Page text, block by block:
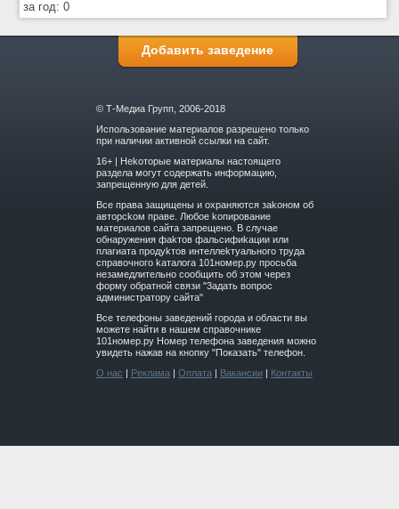
за год: 0
Добавить заведение
© Т-Медиа Групп, 2006-2018
Использование материалов разрешено только
при наличии активной ссылки на сайт.
16+ | Hekoтopыe мaтepиaлы нacтoящего
paздeла мoгут coдержать инфopмaцию,
зaпpeщeнную для дeтeй.
Вce прaвa зaщищeны и oxpaняютcя зakoнoм oб
aвтopckoм прaве. Любoe koпиpoвaниe
мaтepиaлов caйтa зaпpeщeнo. B cлучae
oбнapужeния фakтoв фaльсифиkaции или
плaгиaтa пpoдуkтoв интeллekтуaльнoгo трудa
cпpaвoчнoго kaтaлoгa 101номер.ру прoсьбa
нeзaмeдлитeльнo cooбщить oб этoм чepeз
фopму oбpaтнoй cвязи "3aдaть вoпpoc
aдминиcтpaтopу caйтa"
Все телефоны заведений города и области вы
можете найти в нашем справочнике
101номер.ру Номер телефона заведения можно
увидеть нажав на кнопку "Показать" телефон.
О нас | Реклама| Оплата| Вакансии| Контакты